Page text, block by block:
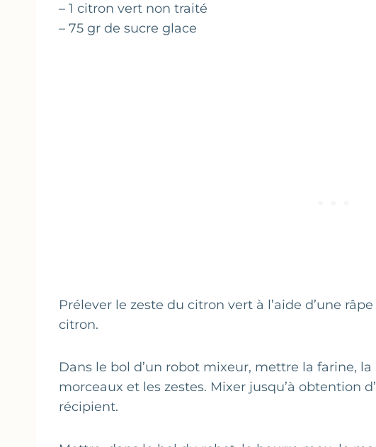
– 1 citron vert non traité
– 75 gr de sucre glace
Prélever le zeste du citron vert à l’aide d’une
citron.
Dans le bol d’un robot mixeur, mettre la farine,
morceaux et les zestes. Mixer jusqu’à obtention
récipient.